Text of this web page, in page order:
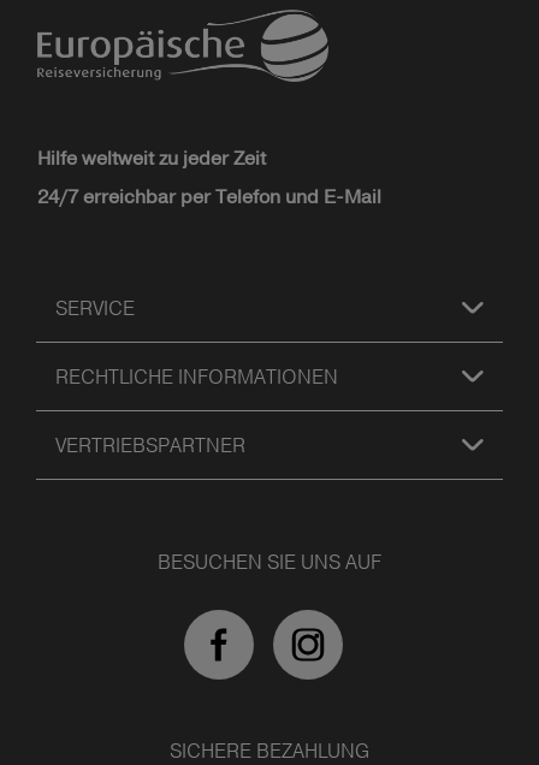
Hilfe weltweit zu jeder Zeit
24/7 erreichbar per Telefon und E-Mail
SERVICE
RECHTLICHE INFORMATIONEN
VERTRIEBSPARTNER
BESUCHEN SIE UNS AUF
SICHERE BEZAHLUNG